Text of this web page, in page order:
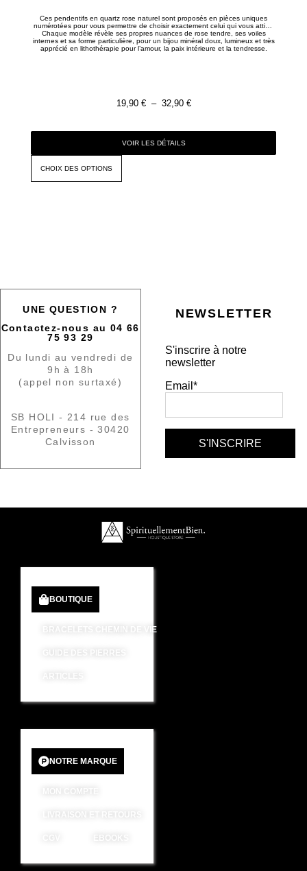
Ces pendentifs en quartz rose naturel sont proposés en pièces uniques
numérotées pour vous permettre de choisir exactement celui qui vous attire.
Chaque modèle révèle ses propres nuances de rose tendre, ses voiles
internes et sa forme particulière, pour un bijou minéral doux, lumineux et très
apprécié en lithothérapie pour l’amour, la paix intérieure et la tendresse.
19,90 € – 32,90 €
VOIR LES DÉTAILS
CHOIX DES OPTIONS
UNE QUESTION ?
Contactez-nous au 04 66
75 93 29
Du lundi au vendredi de
9h à 18h
(appel non surtaxé)
SB HOLI - 214 rue des
Entrepreneurs - 30420
Calvisson
NEWSLETTER
S'inscrire à notre
newsletter
Email*
BOUTIQUE
BRACELETS CHEMIN DE VIE
GUIDE DES PIERRES
NOTRE MARQUE
MON COMPTE
EBOOKS